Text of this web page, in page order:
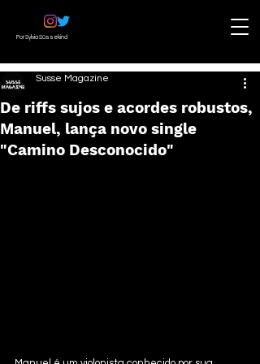
Por Sylvia Süssekind
De riffs sujos e acordes robustos,
Manuel, lança novo single
"Camino Desconocido"
Susse Magazine